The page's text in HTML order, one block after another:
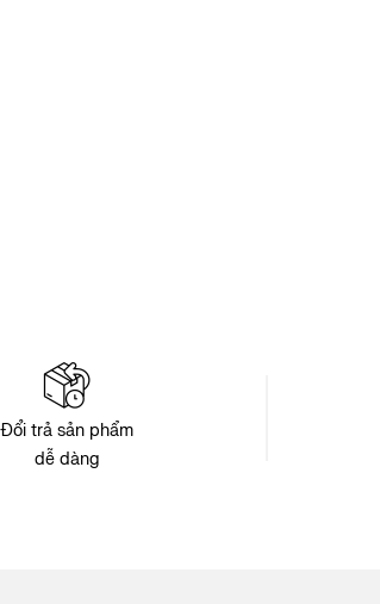
Đổi trả sản phẩm
dễ dàng